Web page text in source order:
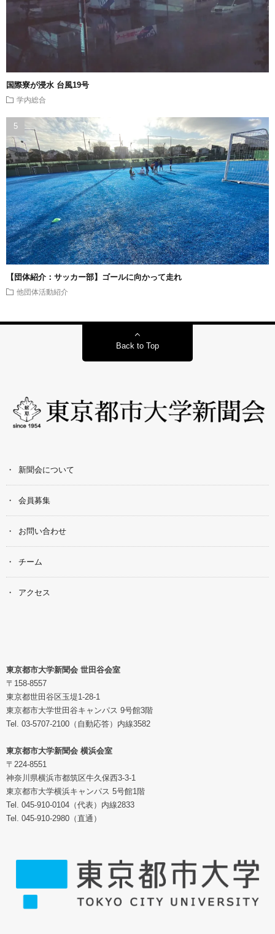
国際寮が浸水 台風19号
学内総合
【団体紹介：サッカー部】ゴールに向かって走れ
他団体活動紹介
Back to Top
新聞会について
会員募集
お問い合わせ
チーム
アクセス
東京都市大学新聞会 世田谷会室
〒158-8557
東京都世田谷区玉堤1-28-1
東京都市大学世田谷キャンパス 9号館3階
Tel. 03-5707-2100（自動応答）内線3582
東京都市大学新聞会 横浜会室
〒224-8551
神奈川県横浜市都筑区牛久保西3-3-1
東京都市大学横浜キャンパス 5号館1階
Tel. 045-910-0104（代表）内線2833
Tel. 045-910-2980（直通）